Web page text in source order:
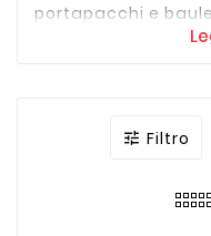
portapacchi e
agganci serbatoio
 Filtro